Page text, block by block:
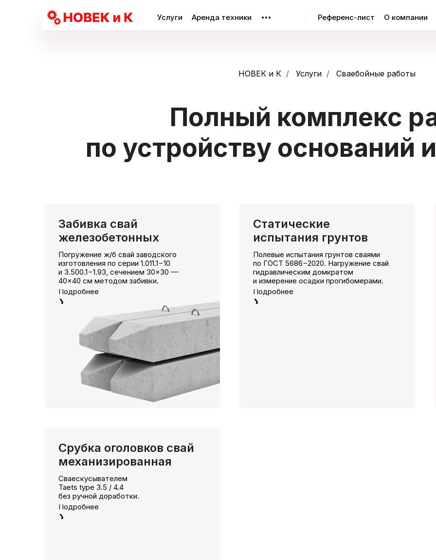
Услуги Аренда техники ••• Референс-лист О компании
НОВЕК и К / Услуги / Сваебойные работы
Полный комплекс
по устройству оснований
Забивка свай
железобетонных
Погружение ж/б свай заводского
изготовления по серии 1.011.1−10
и 3.500.1−1.93, сечением 30×30 —
40×40 см методом забивки.
Подробнее
❯
Статические
испытания грунтов
Полевые испытания грунтов сваями
по ГОСТ 5686−2020. Нагружение свай
гидравлическим домкратом
и измерение осадки прогибомерами.
Подробнее
❯
Срубка оголовков свай
механизированная
Сваескусывателем
Taets type 3.5 / 4.4
без ручной доработки.
Подробнее
❯